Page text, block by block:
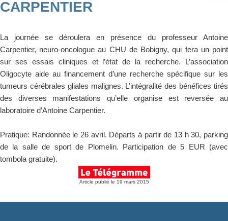
CARPENTIER
La journée se déroulera en présence du professeur Antoine
Carpentier, neuro-oncologue au CHU de Bobigny, qui fera un point
sur ses essais cliniques et l’état de la recherche. L’association
Oligocyte aide au financement d’une recherche spécifique sur les
tumeurs cérébrales gliales malignes. L’intégralité des bénéfices tirés
des diverses manifestations qu’elle organise est reversée au
laboratoire d’Antoine Carpentier.
Pratique: Randonnée le 26 avril. Départs à partir de 13 h 30, parking
de la salle de sport de Plomelin. Participation de 5 EUR (avec
tombola gratuite).
Article publié le 19 mars 2015